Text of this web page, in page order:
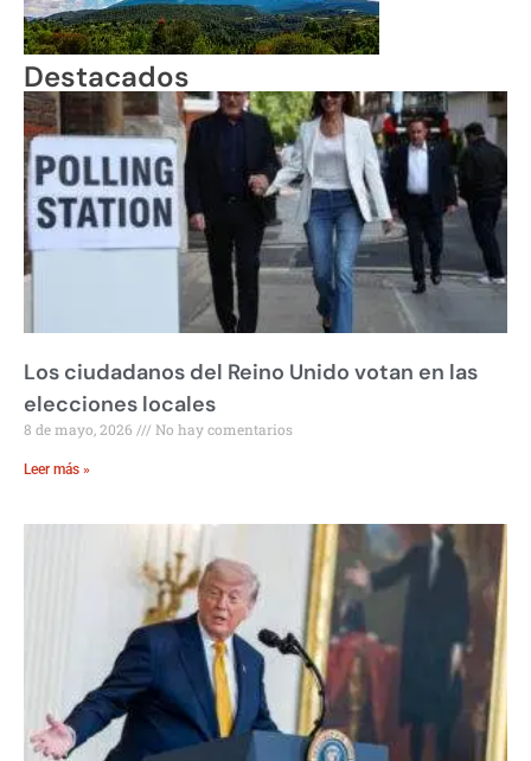
Destacados
Los ciudadanos del Reino Unido votan en las
elecciones locales
8 de mayo, 2026 No hay comentarios
Leer más »